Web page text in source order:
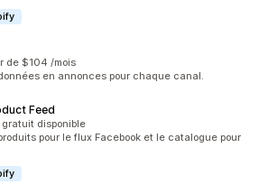
de $104 /mois
en annonces pour chaque canal.
Feed
gratuit disponible
pour le flux Facebook et le catalogue pour